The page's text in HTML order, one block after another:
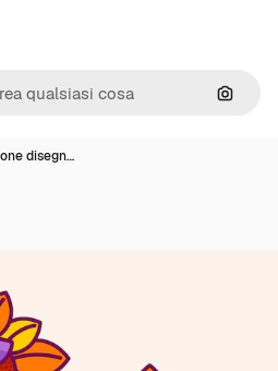
Cerca
disegn…